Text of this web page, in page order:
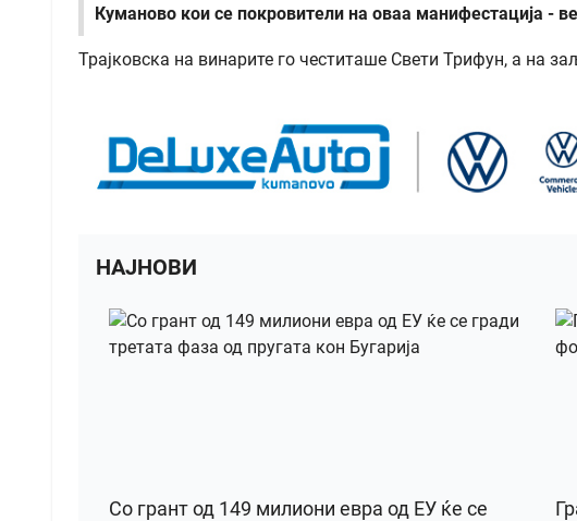
Куманово кои се покровители на оваа манифестација -
Трајковска на винарите го честиташе Свети Трифун, а на
НАЈНОВИ
Со грант од 149 милиони евра од ЕУ ќе се